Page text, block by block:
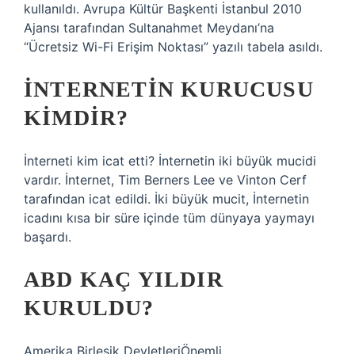
kullanıldı. Avrupa Kültür Başkenti İstanbul 2010
Ajansı tarafından Sultanahmet Meydanı’na
“Ücretsiz Wi-Fi Erişim Noktası” yazılı tabela asıldı.
İNTERNETIN KURUCUSU
KIMDIR?
İnterneti kim icat etti? İnternetin iki büyük mucidi
vardır. İnternet, Tim Berners Lee ve Vinton Cerf
tarafından icat edildi. İki büyük mucit, İnternetin
icadını kısa bir süre içinde tüm dünyaya yaymayı
başardı.
ABD KAÇ YILDIR
KURULDU?
Amerika Birleşik DevletleriÖnemli